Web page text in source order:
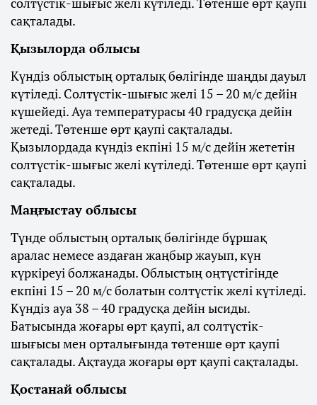
сақталады.
Қызылорда облысы
Күндіз облыстың орталық бөлігінде шаңды дауыл
күтіледі. Солтүстік-шығыс желі 15 – 20 м/с дейін
күшейеді. Ауа температурасы 40 градусқа дейін
жетеді. Төтенше өрт қаупі сақталады.
Қызылордада күндіз екпіні 15 м/с дейін жететін
солтүстік-шығыс желі күтіледі. Төтенше өрт қаупі
сақталады.
Маңғыстау облысы
Түнде облыстың орталық бөлігінде бұршақ
аралас немесе аздаған жаңбыр жауып, күн
күркіреуі болжанады. Облыстың оңтүстігінде
екпіні 15 – 20 м/с болатын солтүстік желі күтіледі.
Күндіз ауа 38 – 40 градусқа дейін ысиды.
Батысында жоғары өрт қаупі, ал солтүстік-
шығысы мен орталығында төтенше өрт қаупі
сақталады. Ақтауда жоғары өрт қаупі сақталады.
Қостанай облысы